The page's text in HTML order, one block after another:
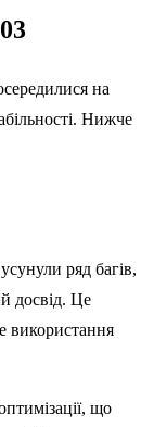
на
Нижче
ряд багів,
досвід. Це
використання
що